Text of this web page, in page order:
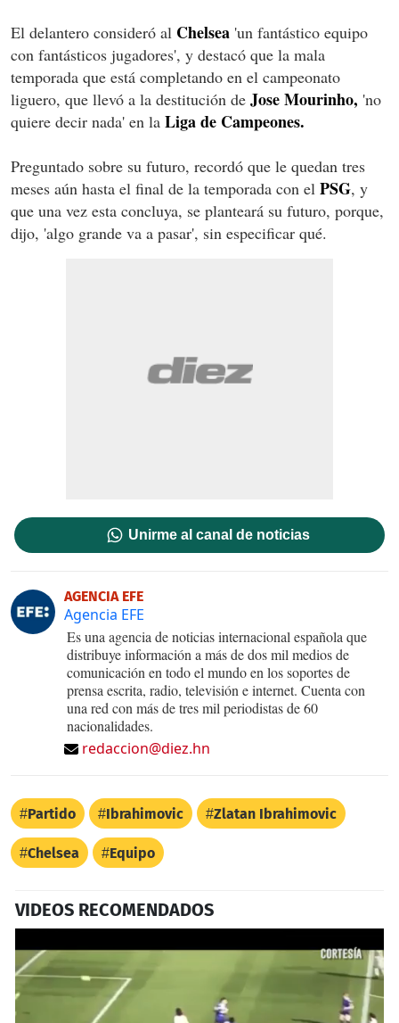
El delantero consideró al Chelsea 'un fantástico equipo
con fantásticos jugadores', y destacó que la mala
temporada que está completando en el campeonato
liguero, que llevó a la destitución de Jose Mourinho, 'no
quiere decir nada' en la Liga de Campeones.
Preguntado sobre su futuro, recordó que le quedan tres
meses aún hasta el final de la temporada con el PSG, y
que una vez esta concluya, se planteará su futuro, porque,
dijo, 'algo grande va a pasar', sin especificar qué.
Unirme al canal de noticias
AGENCIA EFE
Agencia EFE
Es una agencia de noticias internacional española que
distribuye información a más de dos mil medios de
comunicación en todo el mundo en los soportes de
prensa escrita, radio, televisión e internet. Cuenta con
una red con más de tres mil periodistas de 60
nacionalidades.
redaccion@diez.hn
Partido Ibrahimovic Zlatan Ibrahimovic
Chelsea Equipo
VIDEOS RECOMENDADOS